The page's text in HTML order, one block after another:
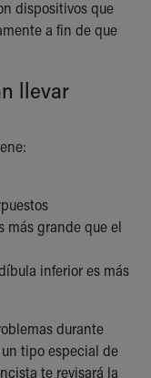
Zips
dispositivos que
a fin de que
llevar
más grande que el
inferior es más
durante
tipo especial de
te revisará la